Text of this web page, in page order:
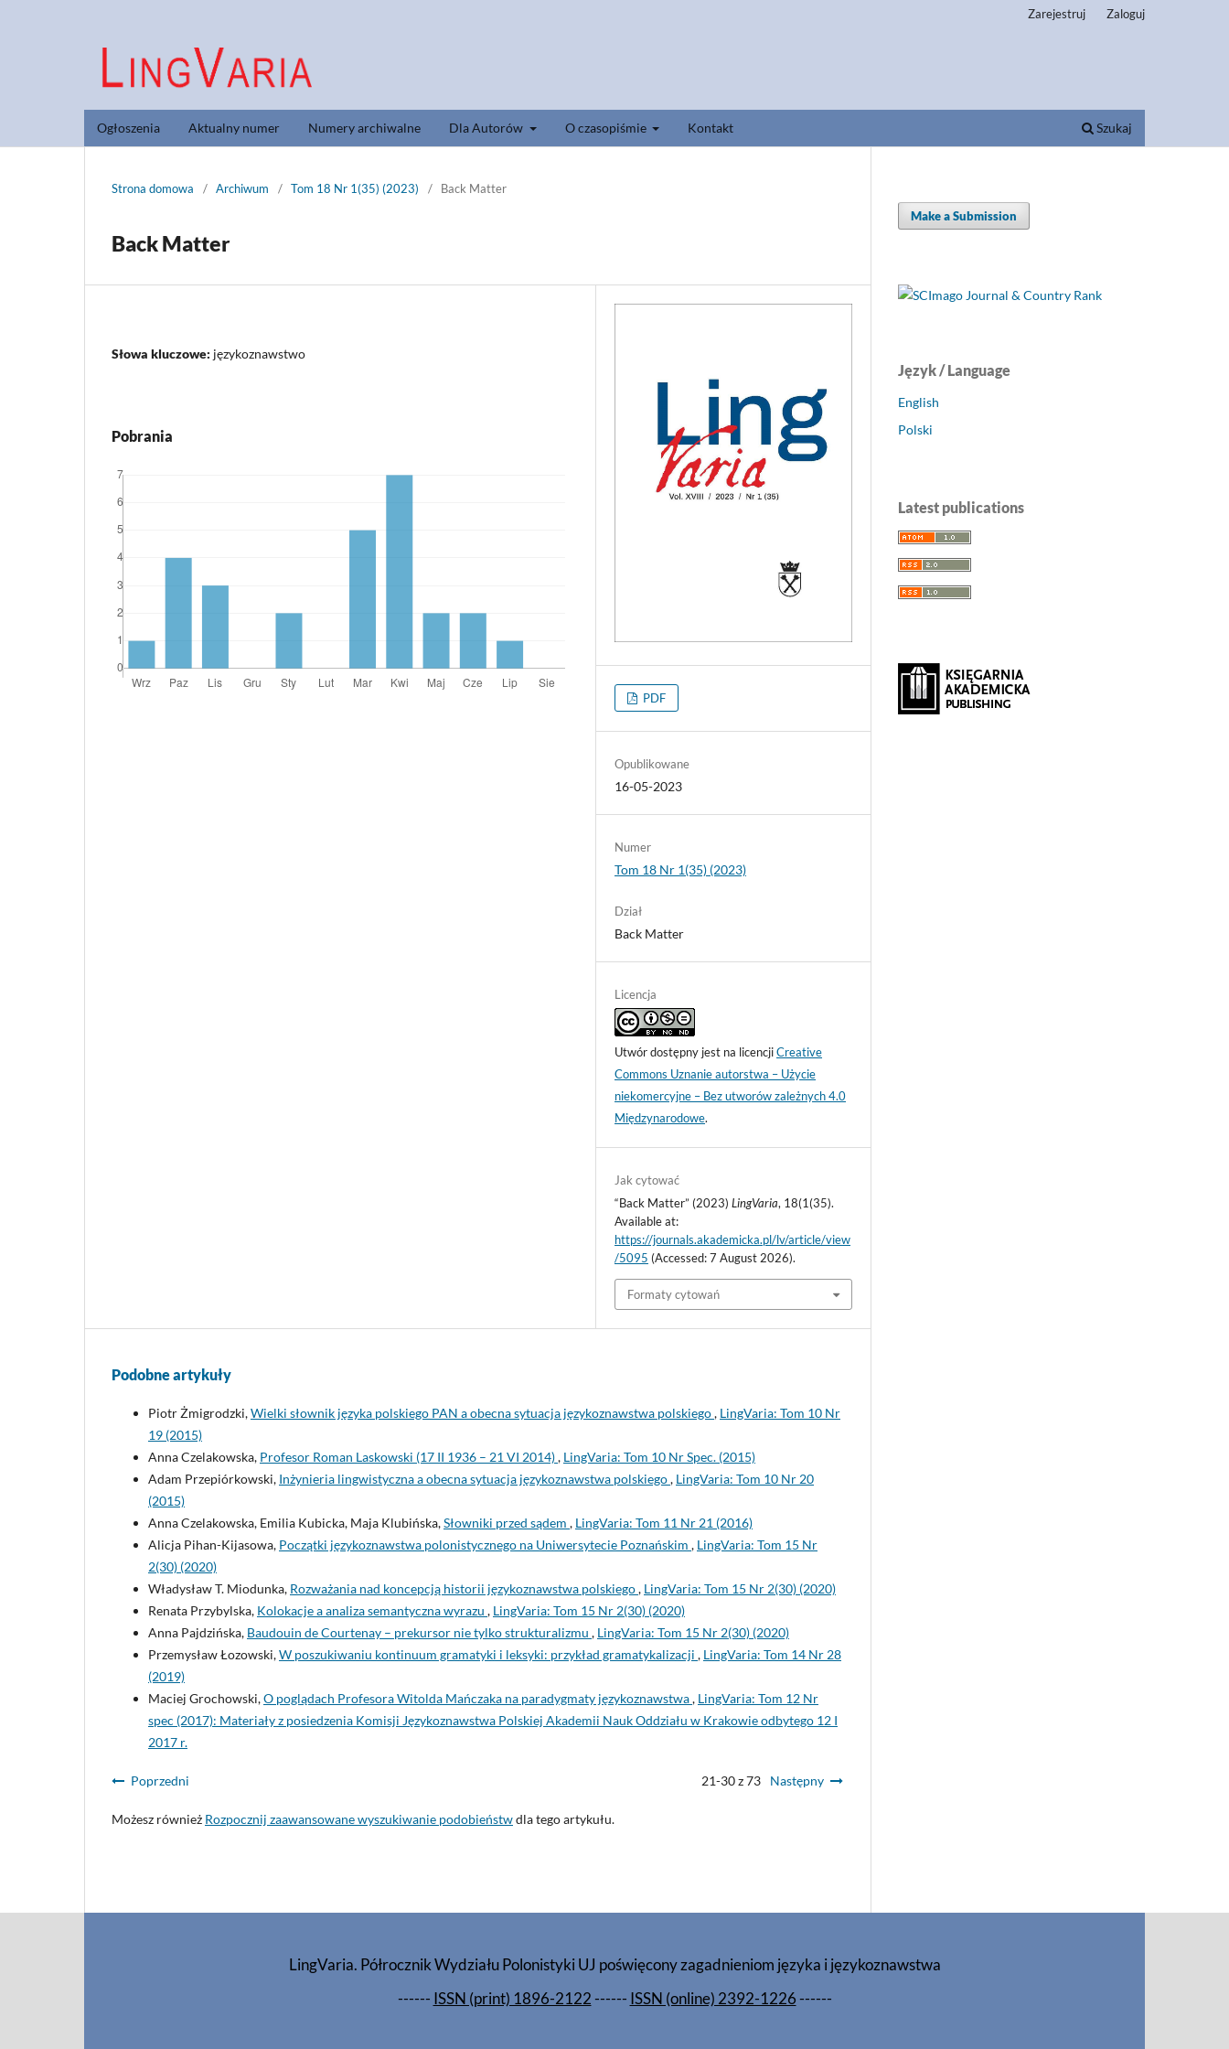
Ogłoszenia Aktualny numer Numery archiwalne Dla Autorów O czasopiśmie Kontakt Szukaj
Zarejestruj Zaloguj
Strona domowa / Archiwum / Tom 18 Nr 1(35) (2023) / Back Matter
Back Matter
Słowa kluczowe: językoznawstwo
Pobrania
PDF
Opublikowane
16-05-2023
Numer
Tom 18 Nr 1(35) (2023)
Dział
Back Matter
Licencja
Utwór dostępny jest na licencjiCreative
Commons Uznanie autorstwa – Użycie
niekomercyjne – Bez utworów zależnych 4.0
Międzynarodowe.
Jak cytować
“Back Matter” (2023)LingVaria, 18(1(35).
Available at:
https://journals.akademicka.pl/lv/article/view
/5095 (Accessed: 7 August 2026).
Formaty cytowań
Podobne artykuły
Piotr Żmigrodzki,Wielki słownik języka polskiego PAN a obecna sytuacja językoznawstwa polskiego, LingVaria: Tom 10 Nr
19 (2015)
Anna Czelakowska, Profesor Roman Laskowski (17 II 1936 – 21 VI 2014), LingVaria: Tom 10 Nr Spec. (2015)
Adam Przepiórkowski, Inżynieria lingwistyczna a obecna sytuacja językoznawstwa polskiego, LingVaria: Tom 10 Nr 20
(2015)
Anna Czelakowska, Emilia Kubicka, Maja Klubińska,Słowniki przed sądem , LingVaria: Tom 11 Nr 21 (2016)
Alicja Pihan-Kijasowa, Początki językoznawstwa polonistycznego na Uniwersytecie Poznańskim , LingVaria: Tom 15 Nr
2(30) (2020)
Władysław T. Miodunka, Rozważania nad koncepcją historii językoznawstwa polskiego, LingVaria: Tom 15 Nr 2(30) (2020)
Renata Przybylska, Kolokacje a analiza semantyczna wyrazu , LingVaria: Tom 15 Nr 2(30) (2020)
Anna Pajdzińska, Baudouin de Courtenay – prekursor nie tylko strukturalizmu , LingVaria: Tom 15 Nr 2(30) (2020)
Przemysław Łozowski,W poszukiwaniu kontinuum gramatyki i leksyki: przykład gramatykalizacji , LingVaria: Tom 14 Nr 28
(2019)
Maciej Grochowski,O poglądach Profesora Witolda Mańczaka na paradygmaty językoznawstwa, LingVaria: Tom 12 Nr
spec (2017): Materiały z posiedzenia Komisji Językoznawstwa Polskiej Akademii Nauk Oddziału w Krakowie odbytego 12 I
2017 r.
Poprzedni 21-30 z 73 Następny
Możesz również Rozpocznij zaawansowane wyszukiwanie podobieństwdla tego artykułu.
Make a Submission
Język / Language
English
Polski
Latest publications
LingVaria. Półrocznik Wydziału Polonistyki UJ poświęcony zagadnieniom języka i językoznawstwa
------ ISSN (print) 1896-2122------ ISSN (online) 2392-1226------